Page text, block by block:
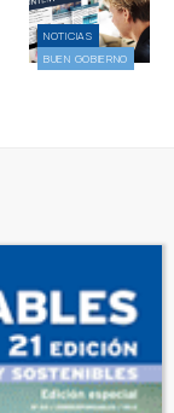
NOTICIAS
BUEN GOBIERNO